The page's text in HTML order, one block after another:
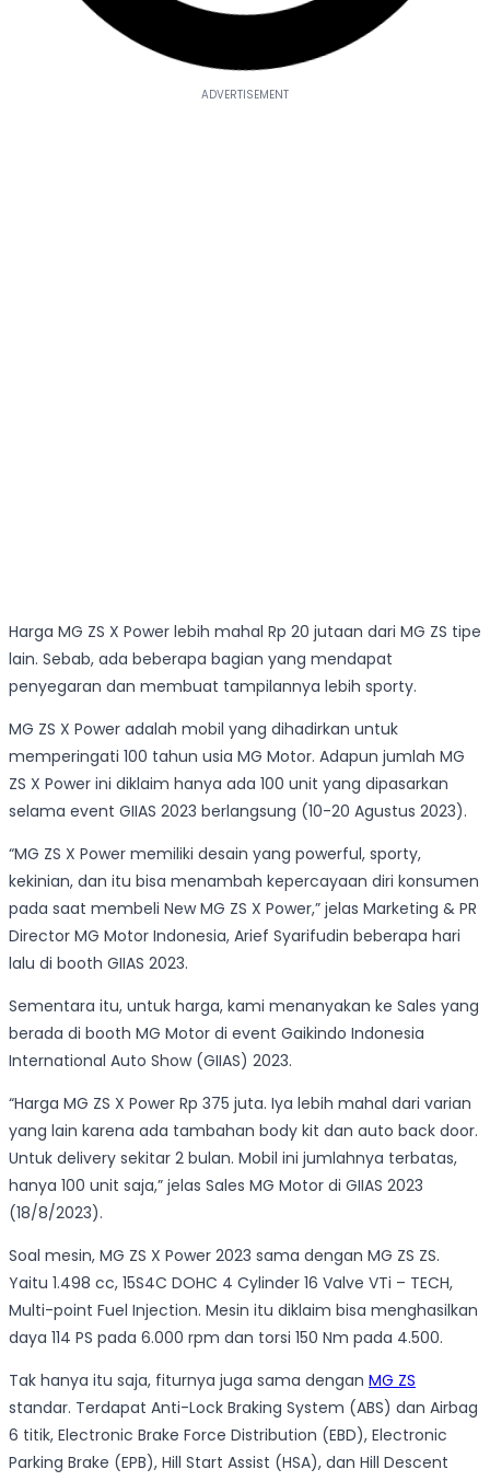
Harga MG ZS X Power lebih mahal Rp 20 jutaan dari MG ZS tipe
lain. Sebab, ada beberapa bagian yang mendapat
penyegaran dan membuat tampilannya lebih sporty.
MG ZS X Power adalah mobil yang dihadirkan untuk
memperingati 100 tahun usia MG Motor. Adapun jumlah MG
ZS X Power ini diklaim hanya ada 100 unit yang dipasarkan
selama event GIIAS 2023 berlangsung (10-20 Agustus 2023).
“MG ZS X Power memiliki desain yang powerful, sporty,
kekinian, dan itu bisa menambah kepercayaan diri konsumen
pada saat membeli New MG ZS X Power,” jelas Marketing & PR
Director MG Motor Indonesia, Arief Syarifudin beberapa hari
lalu di booth GIIAS 2023.
Sementara itu, untuk harga, kami menanyakan ke Sales yang
berada di booth MG Motor di event Gaikindo Indonesia
International Auto Show (GIIAS) 2023.
“Harga MG ZS X Power Rp 375 juta. Iya lebih mahal dari varian
yang lain karena ada tambahan body kit dan auto back door.
Untuk delivery sekitar 2 bulan. Mobil ini jumlahnya terbatas,
hanya 100 unit saja,” jelas Sales MG Motor di GIIAS 2023
(18/8/2023).
Soal mesin, MG ZS X Power 2023 sama dengan MG ZS ZS.
Yaitu 1.498 cc, 15S4C DOHC 4 Cylinder 16 Valve VTi – TECH,
Multi-point Fuel Injection. Mesin itu diklaim bisa menghasilkan
daya 114 PS pada 6.000 rpm dan torsi 150 Nm pada 4.500.
Tak hanya itu saja, fiturnya juga sama dengan MG ZS
standar. Terdapat Anti-Lock Braking System (ABS) dan Airbag
6 titik, Electronic Brake Force Distribution (EBD), Electronic
Parking Brake (EPB), Hill Start Assist (HSA), dan Hill Descent